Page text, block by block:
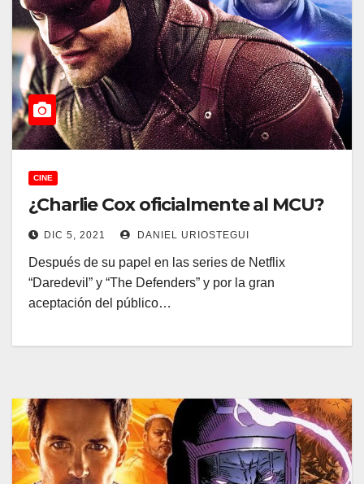
CINE
¿Charlie Cox oficialmente al MCU?
DIC 5, 2021 DANIEL URIOSTEGUI
Después de su papel en las series de Netflix
“Daredevil” y “The Defenders” y por la gran
aceptación del público…